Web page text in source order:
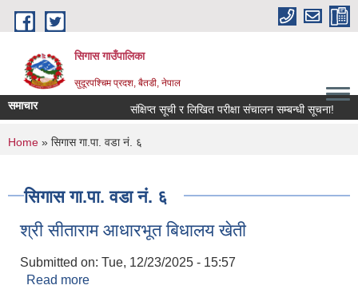
Skip to main content
सिगास गाउँपालिका
सुदूरपश्चिम प्रदश, बैतडी, नेपाल
समाचार संक्षिप्त सूची र लिखित परीक्षा संचालन सम्बन्धी सूचना!
You are here
Home » सिगास गा.पा. वडा नं. ६
सिगास गा.पा. वडा नं. ६
श्री सीताराम आधारभूत बिधालय खेती
Submitted on: Tue, 12/23/2025 - 15:57
Read more